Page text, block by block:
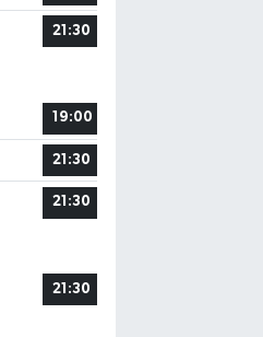
21:30
19:00
21:30
21:30
21:30